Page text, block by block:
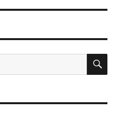
搜